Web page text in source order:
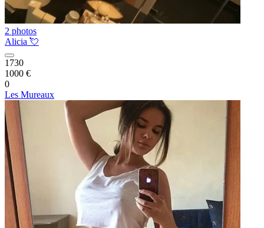
2 photos
Alicia 💘
1730
1000 €
0
Les Mureaux